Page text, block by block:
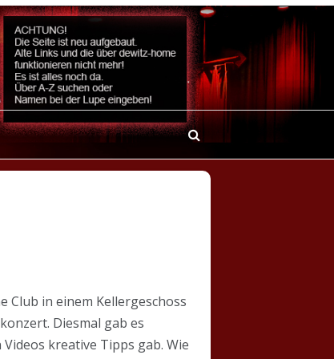
Club in einem Kellergeschoss
Diesmal gab es
kreative Tipps gab. Wie